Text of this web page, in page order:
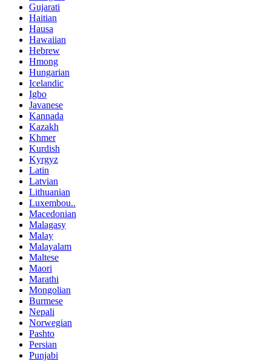
Gujarati
Haitian
Hausa
Hawaiian
Hebrew
Hmong
Hungarian
Icelandic
Igbo
Javanese
Kannada
Kazakh
Khmer
Kurdish
Kyrgyz
Latin
Latvian
Lithuanian
Luxembou..
Macedonian
Malagasy
Malay
Malayalam
Maltese
Maori
Marathi
Mongolian
Burmese
Nepali
Norwegian
Pashto
Persian
Punjabi